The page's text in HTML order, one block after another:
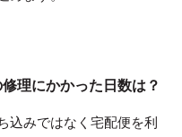
理にかかった日数は？
込みではなく宅配便を利